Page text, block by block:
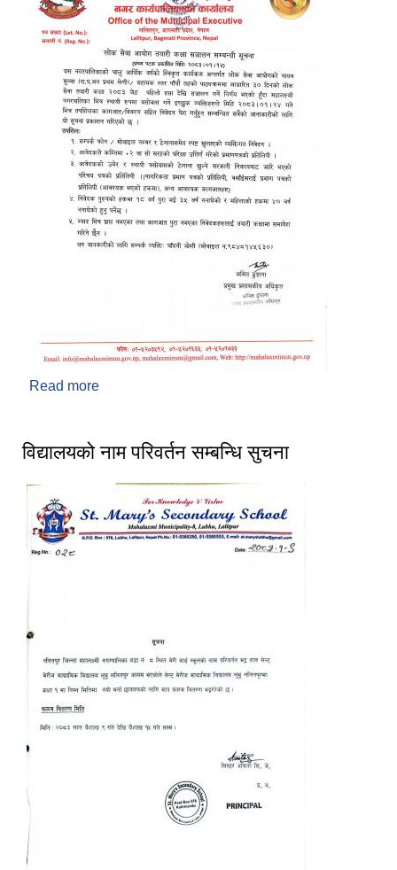
Read more
विद्यालयको नाम परिवर्तन सम्बन्धि सुचना